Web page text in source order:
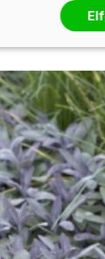
virágai ...